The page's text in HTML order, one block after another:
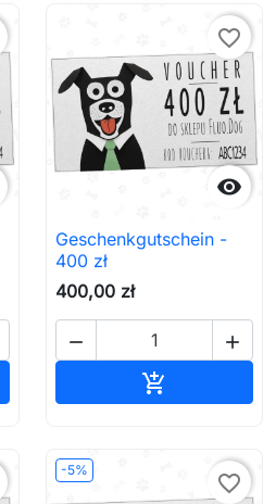

favorite_border
Geschenkgutschein -
400 zł
400,00 zł
 

-5%
favorite_border